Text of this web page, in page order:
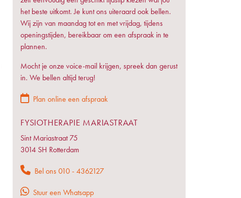
het beste uitkomt. Je kunt ons uiteraard ook bellen.
Wij zijn van maandag tot en met vrijdag, tijdens
openingstijden, bereikbaar om een afspraak in te
plannen.
Mocht je onze voice-mail krijgen, spreek dan gerust
in. We bellen altijd terug!
Plan online een afspraak
FYSIOTHERAPIE MARIASTRAAT
Sint Mariastraat 75
3014 SH Rotterdam
Bel ons 010 - 4362127
Stuur een Whatsapp